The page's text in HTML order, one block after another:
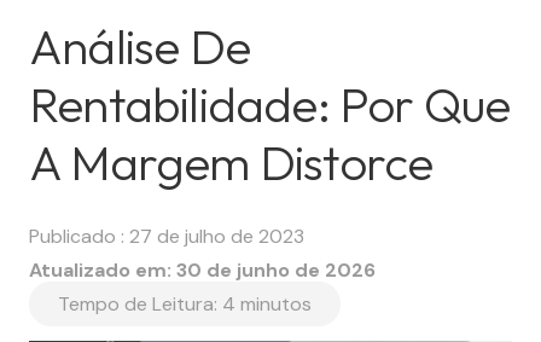
Análise De
Rentabilidade: Por Que
A Margem Distorce
Publicado : 27 de julho de 2023
Atualizado em: 30 de junho de 2026
Tempo de Leitura: 4 minutos